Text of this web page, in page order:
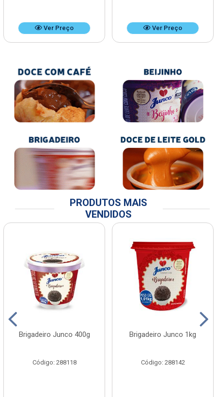
Ver Preço Ver Preço
PRODUTOS MAIS
VENDIDOS
Brigadeiro Junco 400g
Código: 288118
Brigadeiro Junco 1kg
Código: 288142